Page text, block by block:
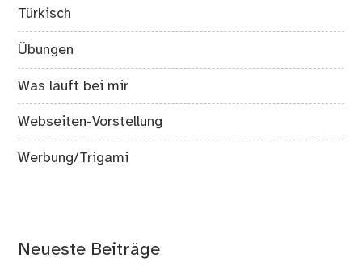
Türkisch
Übungen
Was läuft bei mir
Webseiten-Vorstellung
Werbung/Trigami
Neueste Beiträge